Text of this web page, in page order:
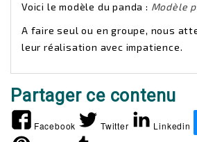
Voici le modèle du panda : Modèle
A faire seul ou en groupe, nous
leur réalisation avec impatience.
Partager ce contenu
Facebook Twitter Linkedin